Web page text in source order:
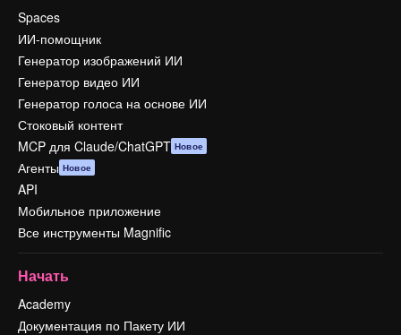
Spaces
ИИ-помощник
Генератор изображений ИИ
Генератор видео ИИ
Генератор голоса на основе ИИ
Стоковый контент
MCP для Claude/ChatGPT Новое
Агенты Новое
API
Мобильное приложение
Все инструменты Magnific
Начать
Academy
Документация по Пакету ИИ